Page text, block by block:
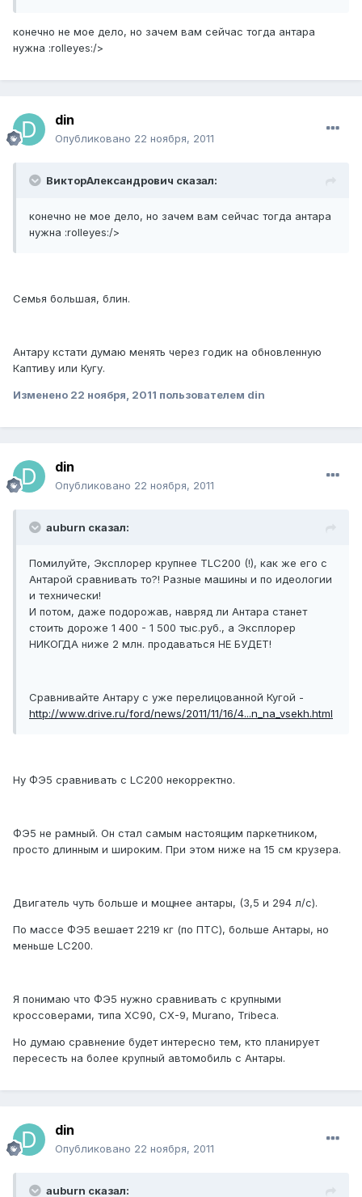
конечно не мое дело, но зачем вам сейчас тогда антара
нужна :rolleyes:/>
din
Опубликовано 22 ноября, 2011
ВикторАлександрович сказал:
конечно не мое дело, но зачем вам сейчас тогда антара
нужна :rolleyes:/>
Семья большая, блин.
Антару кстати думаю менять через годик на обновленную
Каптиву или Кугу.
Изменено 22 ноября, 2011 пользователем din
din
Опубликовано 22 ноября, 2011
auburn сказал:
Помилуйте, Эксплорер крупнее TLC200 (!), как же его с
Антарой сравнивать то?! Разные машины и по идеологии
и технически!
И потом, даже подорожав, навряд ли Антара станет
стоить дороже 1 400 - 1 500 тыс.руб., а Эксплорер
НИКОГДА ниже 2 млн. продаваться НЕ БУДЕТ!
Сравнивайте Антару с уже перелицованной Кугой -
http://www.drive.ru/ford/news/2011/11/16/4...n_na_vsekh.html
Ну ФЭ5 сравнивать с LC200 некорректно.
ФЭ5 не рамный. Он стал самым настоящим паркетником,
просто длинным и широким. При этом ниже на 15 см крузера.
Двигатель чуть больше и мощнее антары, (3,5 и 294 л/с).
По массе ФЭ5 вешает 2219 кг (по ПТС), больше Антары, но
меньше LC200.
Я понимаю что ФЭ5 нужно сравнивать с крупными
кроссоверами, типа XC90, CX-9, Murano, Tribeca.
Но думаю сравнение будет интересно тем, кто планирует
пересесть на более крупный автомобиль с Антары.
din
Опубликовано 22 ноября, 2011
auburn сказал: